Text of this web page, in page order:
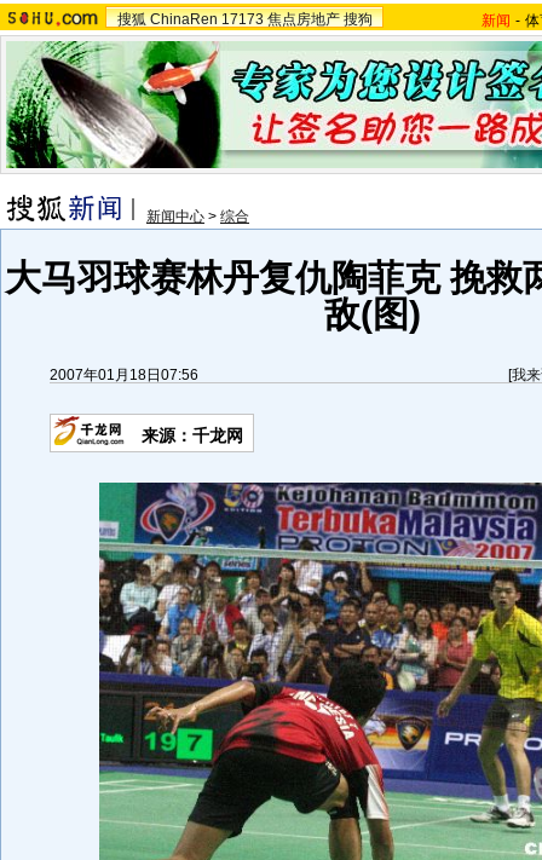
搜狐 ChinaRen 17173 焦点房地产 搜狗 新闻 -
新闻中心 > 综合
大马羽球赛林丹复仇陶菲克 挽救
敌(图)
2007年01月18日07:56 [我
来源：千龙网